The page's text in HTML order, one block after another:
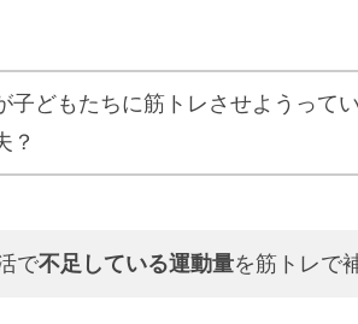
子どもたちに筋トレさせようって
？
で不足している運動量を筋トレで